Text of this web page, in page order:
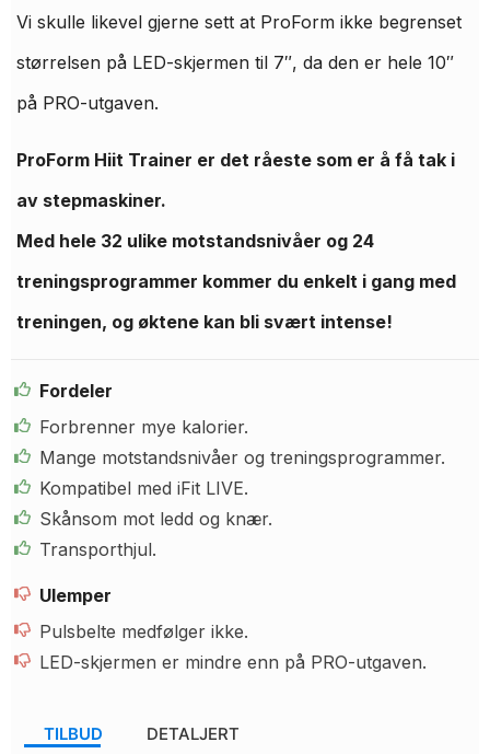
Vi skulle likevel gjerne sett at ProForm ikke begrenset
størrelsen på LED-skjermen til 7″, da den er hele 10″
på PRO-utgaven.
ProForm Hiit Trainer er det råeste som er å få tak i
av stepmaskiner.
Med hele 32 ulike motstandsnivåer og 24
treningsprogrammer kommer du enkelt i gang med
treningen, og øktene kan bli svært intense!
Fordeler
Forbrenner mye kalorier.
Mange motstandsnivåer og treningsprogrammer.
Kompatibel med iFit LIVE.
Skånsom mot ledd og knær.
Transporthjul.
Ulemper
Pulsbelte medfølger ikke.
LED-skjermen er mindre enn på PRO-utgaven.
TILBUD DETALJERT